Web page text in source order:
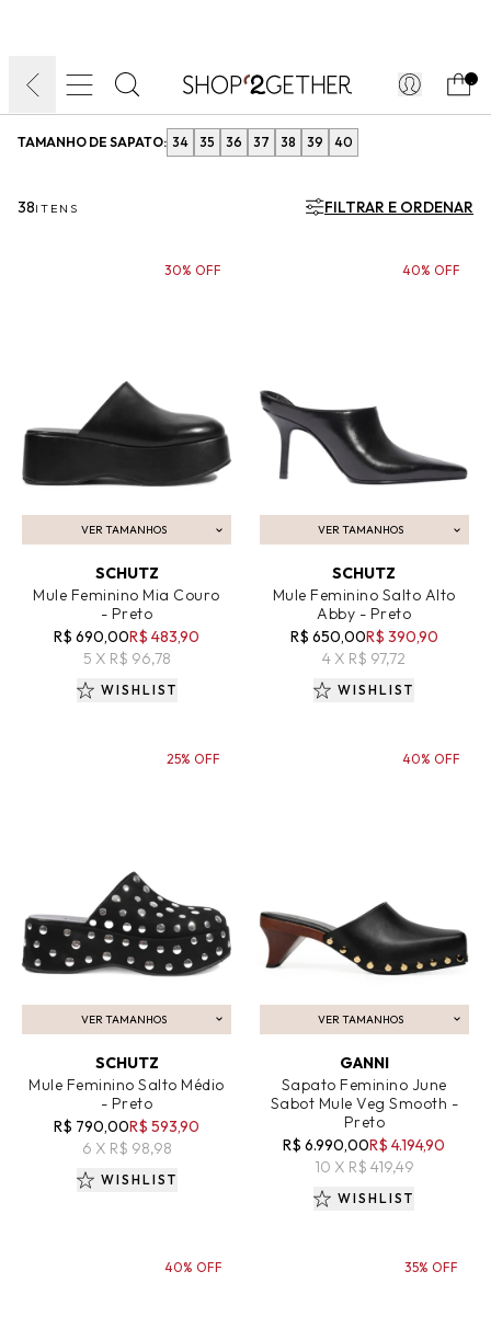
TAMANHO DE SAPATO: 34 35 36 37 38 39 40
38ITENS FILTRAR E ORDENAR
VER TAMANHOS
ADICIONAR AO CARRINHO
SCHUTZ
Mule Feminino Mia Couro
- Preto
R$ 690,00R$ 483,90
5 X R$ 96,78
30% OFF
WISHLIST
VER TAMANHOS
ADICIONAR AO CARRINHO
SCHUTZ
Mule Feminino Salto Alto
Abby - Preto
R$ 650,00R$ 390,90
4 X R$ 97,72
40% OFF
WISHLIST
VER TAMANHOS
ADICIONAR AO CARRINHO
SCHUTZ
Mule Feminino Salto Médio
- Preto
R$ 790,00R$ 593,90
6 X R$ 98,98
25% OFF
WISHLIST
VER TAMANHOS
ADICIONAR AO CARRINHO
GANNI
Sapato Feminino June
Sabot Mule Veg Smooth -
Preto
R$ 6.990,00R$ 4.194,90
10 X R$ 419,49
40% OFF
WISHLIST
40% OFF 35% OFF